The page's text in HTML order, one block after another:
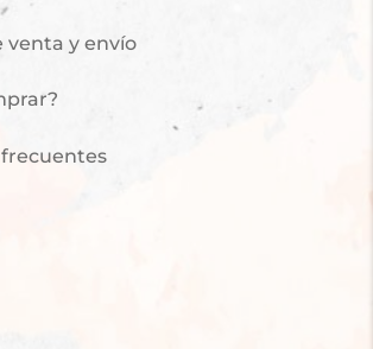
venta y envío